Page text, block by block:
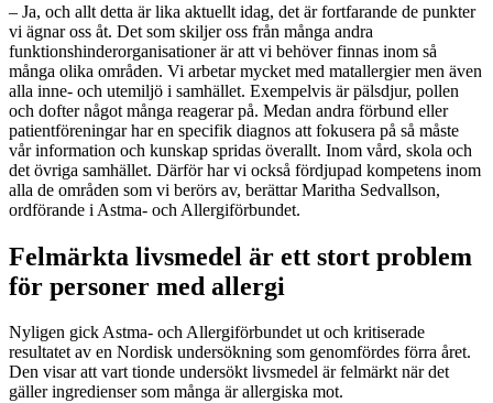
– Ja, och allt detta är lika aktuellt idag, det är fortfarande de punkter
vi ägnar oss åt. Det som skiljer oss från många andra
funktionshinderorganisationer är att vi behöver finnas inom så
många olika områden. Vi arbetar mycket med matallergier men även
alla inne- och utemiljö i samhället. Exempelvis är pälsdjur, pollen
och dofter något många reagerar på. Medan andra förbund eller
patientföreningar har en specifik diagnos att fokusera på så måste
vår information och kunskap spridas överallt. Inom vård, skola och
det övriga samhället. Därför har vi också fördjupad kompetens inom
alla de områden som vi berörs av, berättar Maritha Sedvallson,
ordförande i Astma- och Allergiförbundet.
Felmärkta livsmedel är ett stort problem
för personer med allergi
Nyligen gick Astma- och Allergiförbundet ut och kritiserade
resultatet av en Nordisk undersökning som genomfördes förra året.
Den visar att vart tionde undersökt livsmedel är felmärkt när det
gäller ingredienser som många är allergiska mot.